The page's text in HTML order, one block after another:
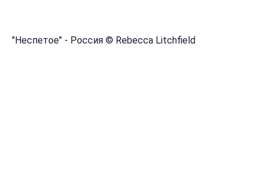
"Неспетое" - Россия © Rebecca Litchfield